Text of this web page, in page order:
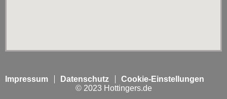
Impressum Datenschutz
Cookie-Einstellungen
© 2023 Hottingers.de